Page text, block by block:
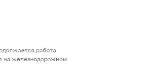
работа
на железнодорожном